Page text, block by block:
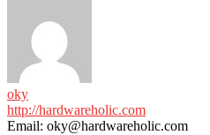
oky
http://hardwareholic.com
Email: oky@hardwareholic.com